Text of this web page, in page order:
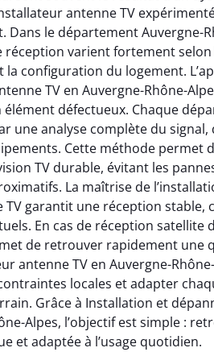
antenne TV
Dans le département Auvergne-
réception varient fortement selon
la configuration du logement.
TV en Auvergne-Rhône-
défectueux. Chaque
une analyse complète du signal,
Cette méthode permet
TV durable, évitant les
La maîtrise de
TV garantit une réception stable,
En cas de réception satellite
de retrouver rapidement une
antenne TV en Auvergne-
locales et adapter
Grâce à Installation et
Alpes, l’objectif est simple :
et adaptée à l’usage quotidien.